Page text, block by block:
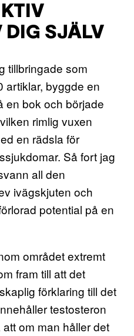
DIG SJÄLV
tillbringade som
artiklar, byggde en
en bok och började
rimlig vuxen
en rädsla för
Så fort jag
all den
ivägskjuten och
potential på en
området extremt
fram till att det
förklaring till det
testosteron
om man håller det